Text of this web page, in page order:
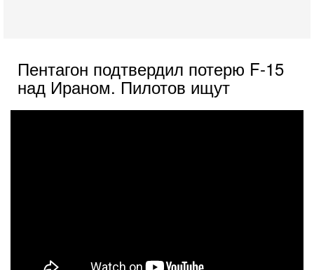
Пентагон подтвердил потерю F-15
над Ираном. Пилотов ищут